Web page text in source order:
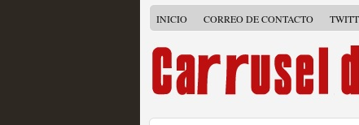
INICIO CORREO DE CONTACTO